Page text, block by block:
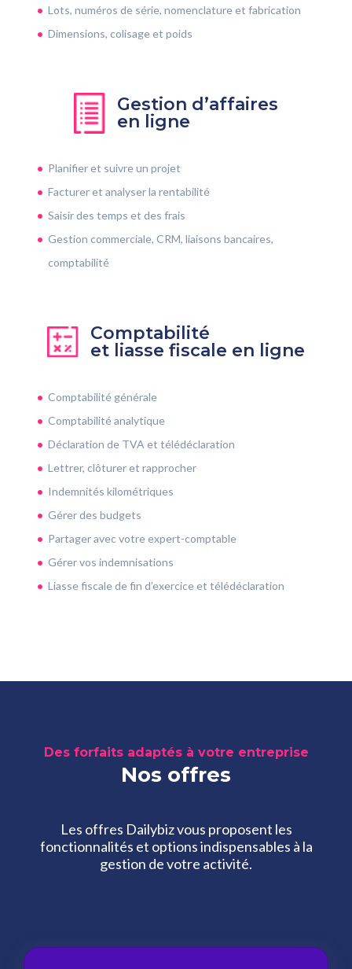
Lots, numéros de série, nomenclature et fabrication
Dimensions, colisage et poids
Gestion d’affaires
en ligne
Planifier et suivre un projet
Facturer et analyser la rentabilité
Saisir des temps et des frais
Gestion commerciale, CRM, liaisons bancaires,
comptabilité
Comptabilité
et liasse fiscale en ligne
Comptabilité générale
Comptabilité analytique
Déclaration de TVA et télédéclaration
Lettrer, clôturer et rapprocher
Indemnités kilométriques
Gérer des budgets
Partager avec votre expert-comptable
Gérer vos indemnisations
Liasse fiscale de fin d’exercice et télédéclaration
Des forfaits adaptés à votre entreprise
Nos offres
Les offres Dailybiz vous proposent les
fonctionnalités et options indispensables à la
gestion de votre activité.